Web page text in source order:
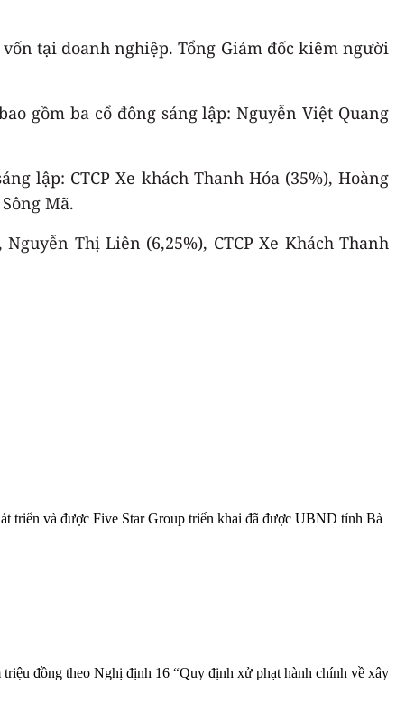
tại doanh nghiệp. Tổng Giám đốc kiêm người
gồm ba cổ đông sáng lập: Nguyễn Việt Quang
lập: CTCP Xe khách Thanh Hóa (35%), Hoàng
Mã.
Thị Liên (6,25%), CTCP Xe Khách Thanh
triển và được Five Star Group triển khai đã được UBND tỉnh Bà
đồng theo Nghị định 16 “Quy định xử phạt hành chính về xây